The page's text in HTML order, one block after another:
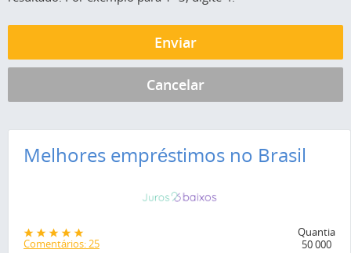
Melhores empréstimos no Brasil
Comentários: 25
Quantia
50 000